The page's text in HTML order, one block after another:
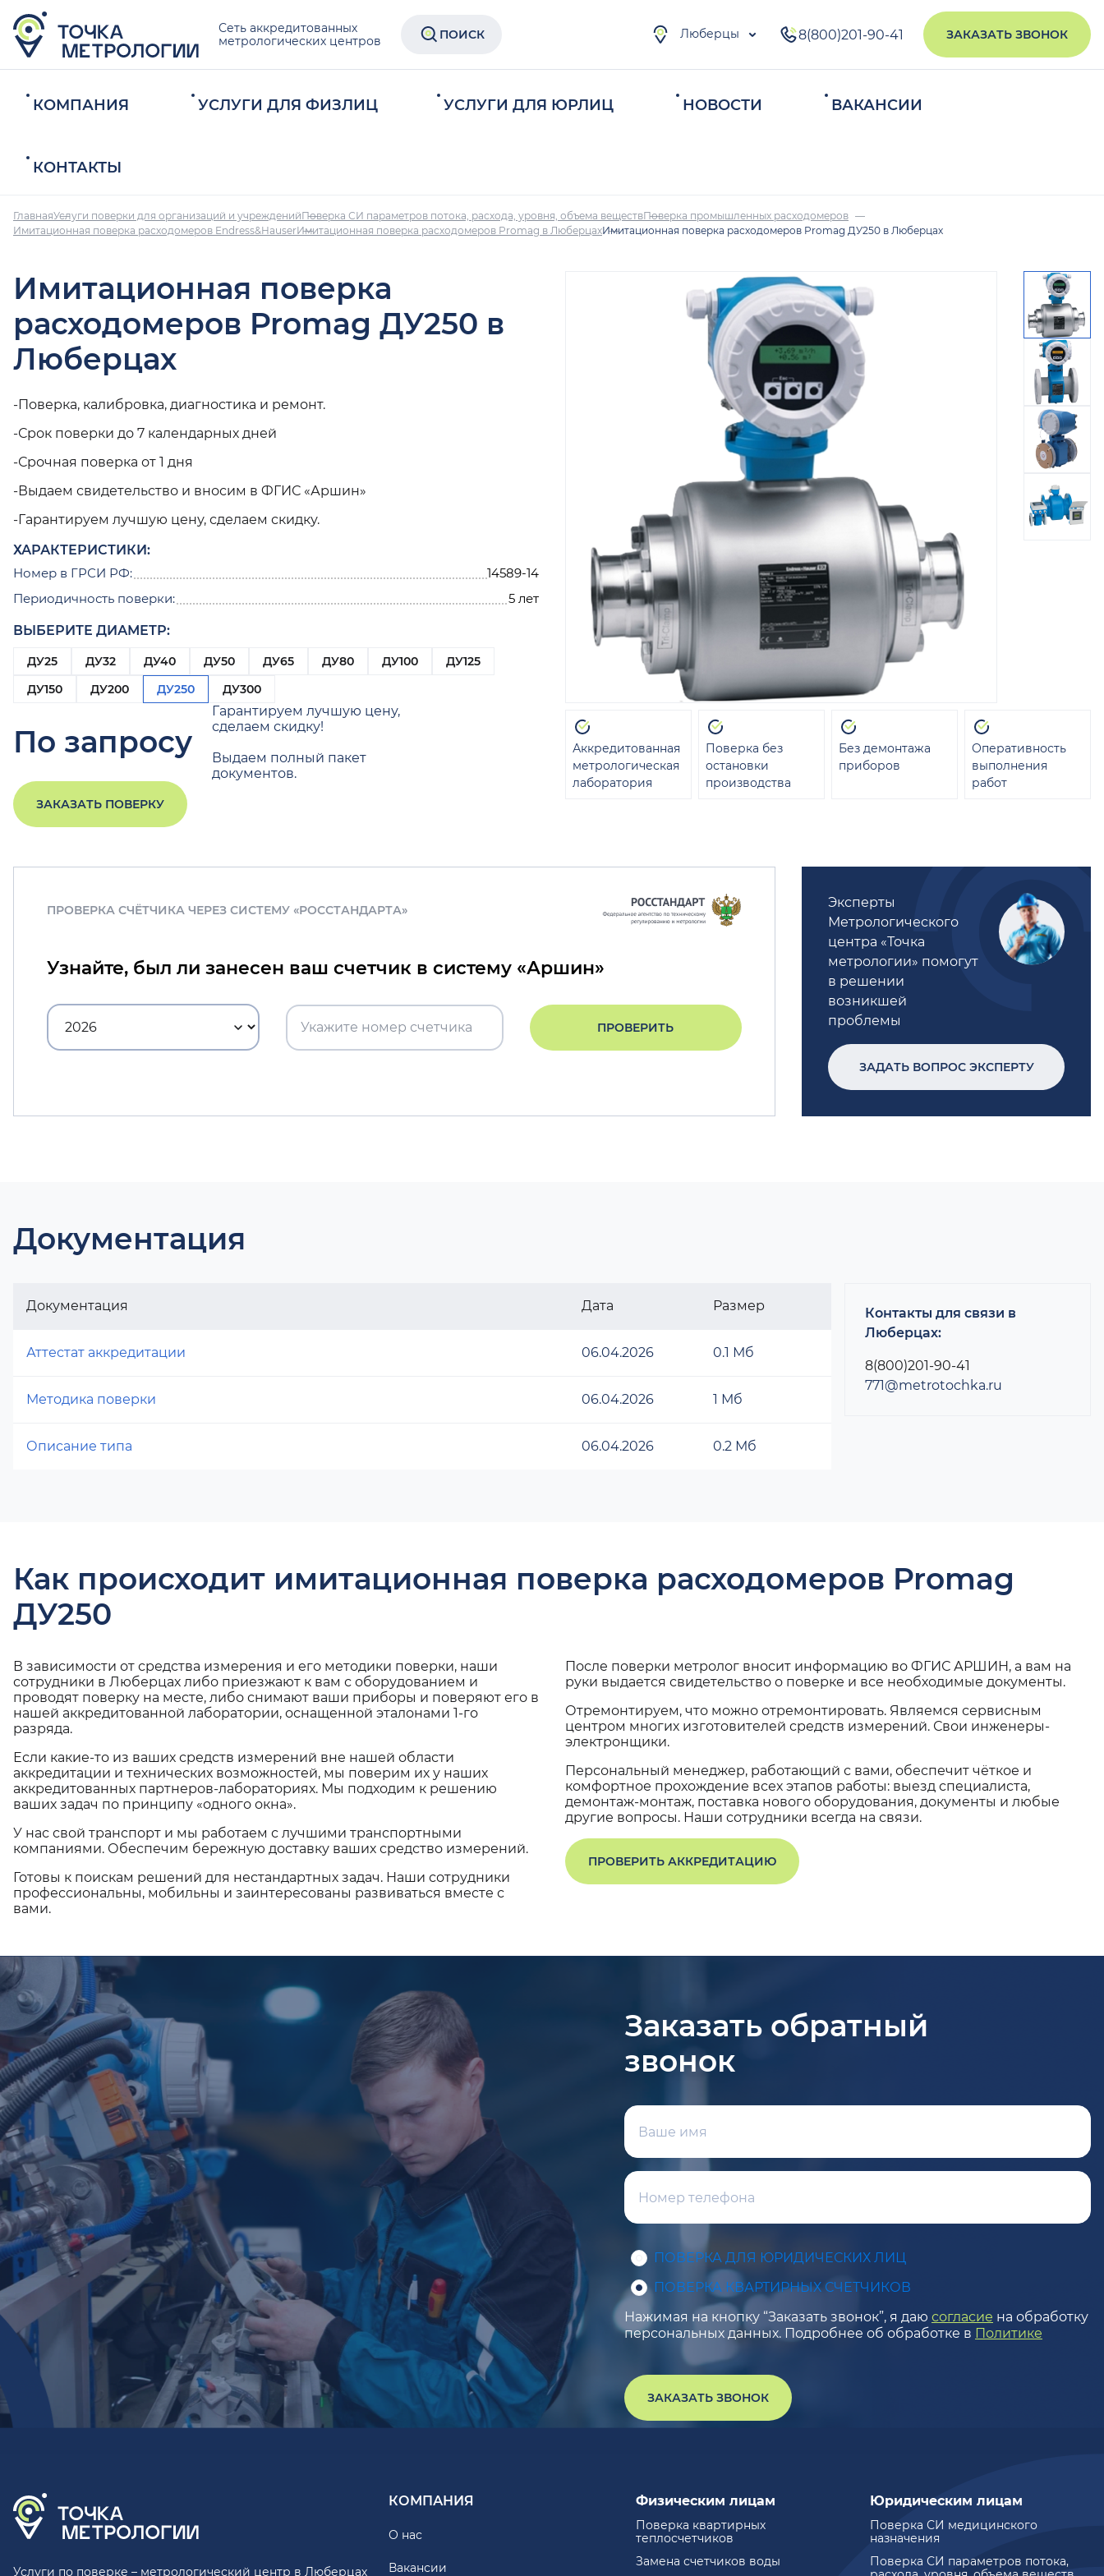
Сеть аккредитованных
метрологических центров
ПОИСК Люберцы 8(800)201-90-41 ЗАКАЗАТЬ ЗВОНОК
КОМПАНИЯ УСЛУГИ ДЛЯ ФИЗЛИЦ УСЛУГИ ДЛЯ ЮРЛИЦ НОВОСТИ ВАКАНСИИ
КОНТАКТЫ
ГлавнаяУслуги поверки для организаций и учрежденийПоверка СИ параметров потока, расхода, уровня, объема веществПоверка промышленных расходомеров
Имитационная поверка расходомеров Endress&HauserИмитационная поверка расходомеров Promag в ЛюберцахИмитационная поверка расходомеров Promag ДУ250 в Люберцах
Имитационная поверка
расходомеров Promag ДУ250 в
Люберцах
-Поверка, калибровка, диагностика и ремонт.
-Срок поверки до 7 календарных дней
-Срочная поверка от 1 дня
-Выдаем свидетельство и вносим в ФГИС «Аршин»
-Гарантируем лучшую цену, сделаем скидку.
ХАРАКТЕРИСТИКИ:
Номер в ГРСИ РФ:
14589-14
Периодичность поверки:
5 лет
ВЫБЕРИТЕ ДИАМЕТР:
ДУ25 ДУ32 ДУ40 ДУ50 ДУ65 ДУ80 ДУ100
ДУ125
ДУ150
ДУ200 ДУ250 ДУ300
По запросу
Гарантируем лучшую цену,
сделаем скидку!
Выдаем полный пакет
документов.
ЗАКАЗАТЬ ПОВЕРКУ
Аккредитованная
метрологическая
лаборатория
Поверка без
остановки
производства
Без демонтажа
приборов
Оперативность
выполнения
работ
ПРОВЕРКА СЧЁТЧИКА ЧЕРЕЗ СИСТЕМУ «РОССТАНДАРТА»
Узнайте, был ли занесен ваш счетчик в систему «Аршин»
ПРОВЕРИТЬ
Эксперты
Метрологического
центра «Точка
метрологии» помогут
в решении
возникшей
проблемы
ЗАДАТЬ ВОПРОС ЭКСПЕРТУ
Документация
Документация Дата Размер
Аттестат аккредитации 06.04.2026 0.1 Мб
Методика поверки 06.04.2026 1 Мб
Описание типа 06.04.2026 0.2 Мб
Контакты для связи в
Люберцах:
8(800)201-90-41
771@metrotochka.ru
Как происходит имитационная поверка расходомеров Promag
ДУ250
В зависимости от средства измерения и его методики поверки, наши
сотрудники в Люберцах либо приезжают к вам с оборудованием и
проводят поверку на месте, либо снимают ваши приборы и поверяют его в
нашей аккредитованной лаборатории, оснащенной эталонами 1-го
разряда.
Если какие-то из ваших средств измерений вне нашей области
аккредитации и технических возможностей, мы поверим их у наших
аккредитованных партнеров-лабораториях. Мы подходим к решению
ваших задач по принципу «одного окна».
У нас свой транспорт и мы работаем с лучшими транспортными
компаниями. Обеспечим бережную доставку ваших средство измерений.
Готовы к поискам решений для нестандартных задач. Наши сотрудники
профессиональны, мобильны и заинтересованы развиваться вместе с
вами.
После поверки метролог вносит информацию во ФГИС АРШИН, а вам на
руки выдается свидетельство о поверке и все необходимые документы.
Отремонтируем, что можно отремонтировать. Являемся сервисным
центром многих изготовителей средств измерений. Свои инженеры-
электронщики.
Персональный менеджер, работающий с вами, обеспечит чёткое и
комфортное прохождение всех этапов работы: выезд специалиста,
демонтаж-монтаж, поставка нового оборудования, документы и любые
другие вопросы. Наши сотрудники всегда на связи.
ПРОВЕРИТЬ АККРЕДИТАЦИЮ
Заказать обратный
звонок
ПОВЕРКА ДЛЯ ЮРИДИЧЕСКИХ ЛИЦ
ПОВЕРКА КВАРТИРНЫХ СЧЕТЧИКОВ
Нажимая на кнопку “Заказать звонок”, я даю согласие на обработку
персональных данных. Подробнее об обработке в Политике
ЗАКАЗАТЬ ЗВОНОК
Услуги по поверке – метрологический центр в Люберцах
КОМПАНИЯ
О нас
Вакансии
Физическим лицам
Поверка квартирных
теплосчетчиков
Замена счетчиков воды
Юридическим лицам
Поверка СИ медицинского
назначения
Поверка СИ параметров потока,